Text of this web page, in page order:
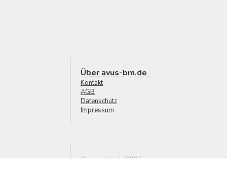
Über avus-bm.de
Kontakt
AGB
Datenschutz
Impressum
© avus-bm.de 2026